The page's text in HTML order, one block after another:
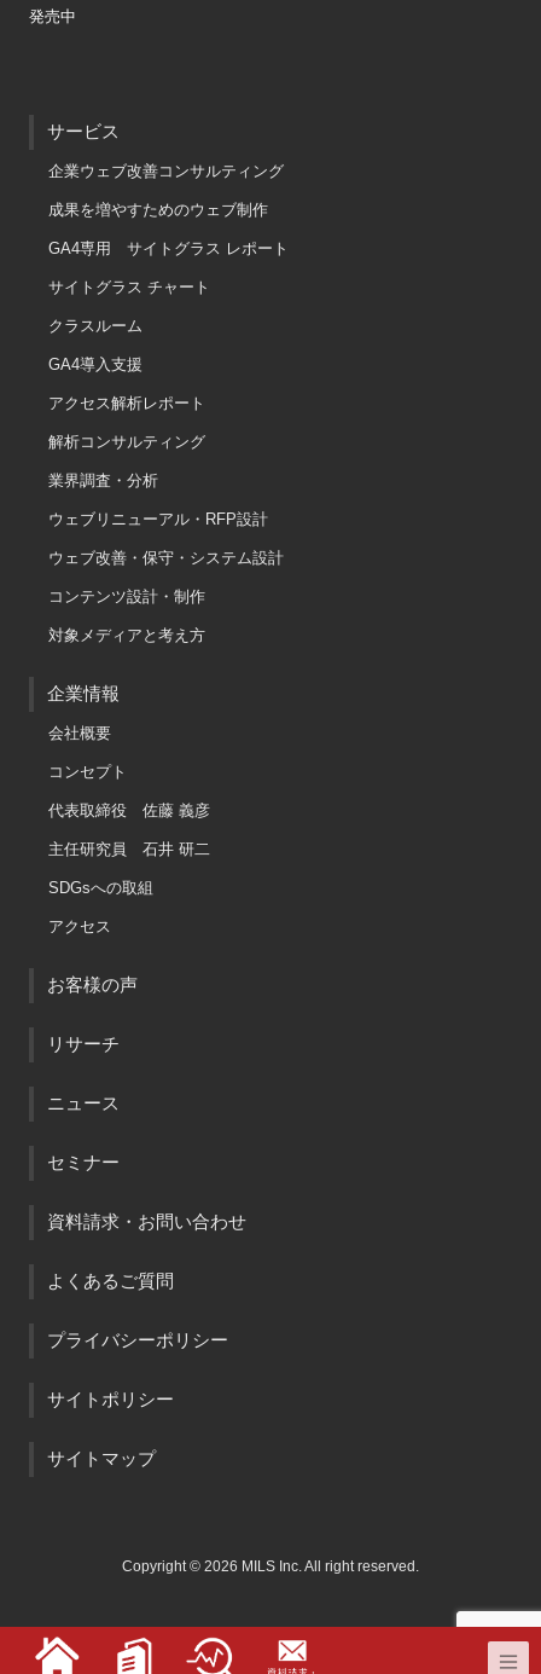
発売中
サービス
企業ウェブ改善コンサルティング
成果を増やすためのウェブ制作
GA4専用 サイトグラス レポート
サイトグラス チャート
クラスルーム
GA4導入支援
アクセス解析レポート
解析コンサルティング
業界調査・分析
ウェブリニューアル・RFP設計
ウェブ改善・保守・システム設計
コンテンツ設計・制作
対象メディアと考え方
企業情報
会社概要
コンセプト
代表取締役 佐藤 義彦
主任研究員 石井 研二
SDGsへの取組
アクセス
お客様の声
リサーチ
ニュース
セミナー
資料請求・お問い合わせ
よくあるご質問
プライバシーポリシー
サイトポリシー
サイトマップ
Copyright © 2026 MILS Inc. All right reserved.